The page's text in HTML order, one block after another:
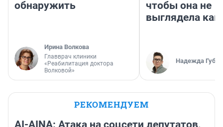
обнаружить
Ирина Волкова
Главврач клиники
«Реабилитация доктора
Волковой»
чтобы она не
выглядела как
Надежда
РЕКОМЕНДУЕМ
AI-AINA: Атака на соцсети депутатов,